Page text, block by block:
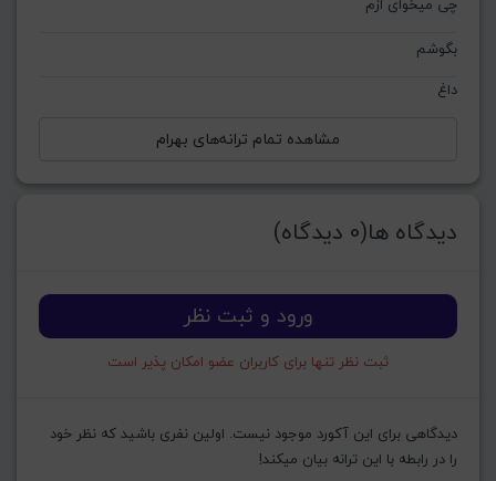
بگوشم
داغ
مشاهده تمام ترانه‌های بهرام
دیدگاه ها(0 دیدگاه)
ورود و ثبت نظر
ثبت نظر تنها برای کاربران عضو امکان پذیر است
دیدگاهی برای این آکورد موجود نیست. اولین نفری باشید که نظر خود
را در رابطه با این ترانه بیان میکند!